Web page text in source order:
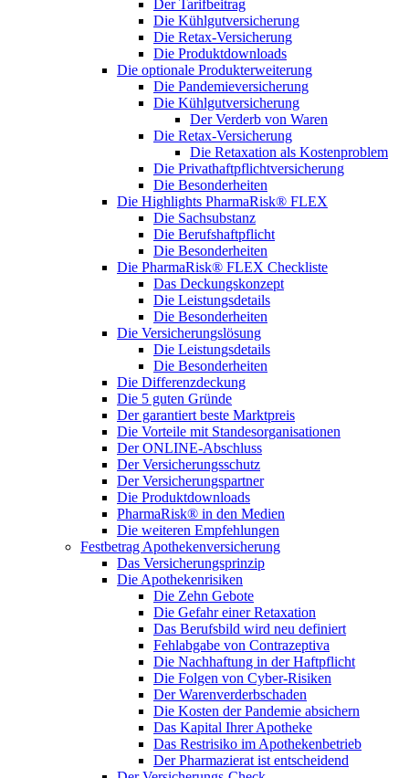
Der Tarifbeitrag
Die Kühlgutversicherung
Die Retax-Versicherung
Die Produktdownloads
Die optionale Produkterweiterung
Die Pandemieversicherung
Die Kühlgutversicherung
Der Verderb von Waren
Die Retax-Versicherung
Die Retaxation als Kostenproblem
Die Privathaftpflichtversicherung
Die Besonderheiten
Die Highlights PharmaRisk® FLEX
Die Sachsubstanz
Die Berufshaftpflicht
Die Besonderheiten
Die PharmaRisk® FLEX Checkliste
Das Deckungskonzept
Die Leistungsdetails
Die Besonderheiten
Die Versicherungslösung
Die Leistungsdetails
Die Besonderheiten
Die Differenzdeckung
Die 5 guten Gründe
Der garantiert beste Marktpreis
Die Vorteile mit Standesorganisationen
Der ONLINE-Abschluss
Der Versicherungsschutz
Der Versicherungspartner
Die Produktdownloads
PharmaRisk® in den Medien
Die weiteren Empfehlungen
Festbetrag Apothekenversicherung
Das Versicherungsprinzip
Die Apothekenrisiken
Die Zehn Gebote
Die Gefahr einer Retaxation
Das Berufsbild wird neu definiert
Fehlabgabe von Contrazeptiva
Die Nachhaftung in der Haftpflicht
Die Folgen von Cyber-Risiken
Der Warenverderbschaden
Die Kosten der Pandemie absichern
Das Kapital Ihrer Apotheke
Das Restrisiko im Apothekenbetrieb
Der Pharmazierat ist entscheidend